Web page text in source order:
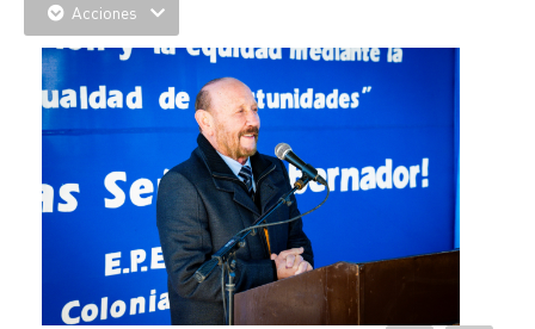
Acciones